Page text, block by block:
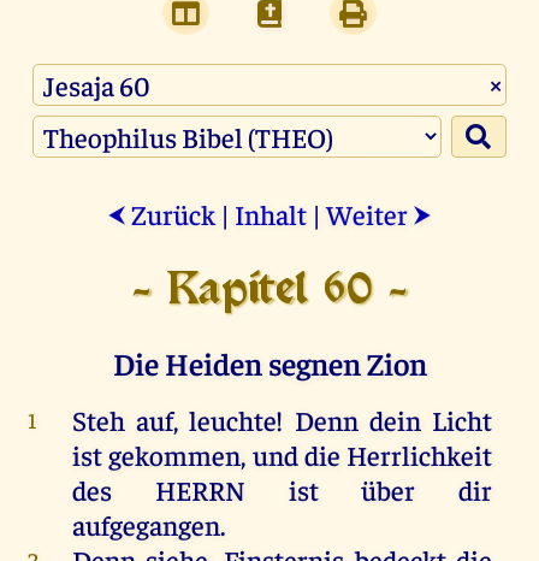
×
⮜ Zurück | Inhalt |Weiter ⮞
- Kapitel 60 -
Die Heiden segnen Zion
1 Stehauf,leuchte! Denn dein Licht
istgekommen, unddie Herrlichkeit
des
HERRN ist über
dir
aufgegangen.